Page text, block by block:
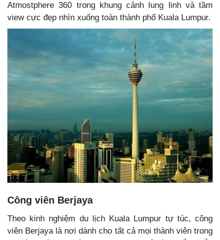
Atmostphere 360 trong khung cảnh lung linh và tầm
view cực đẹp nhìn xuống toàn thành phố Kuala Lumpur.
Công viên Berjaya
Theo kinh nghiệm du lịch Kuala Lumpur tự túc, công
viên Berjaya là nơi dành cho tất cả mọi thành viên trong